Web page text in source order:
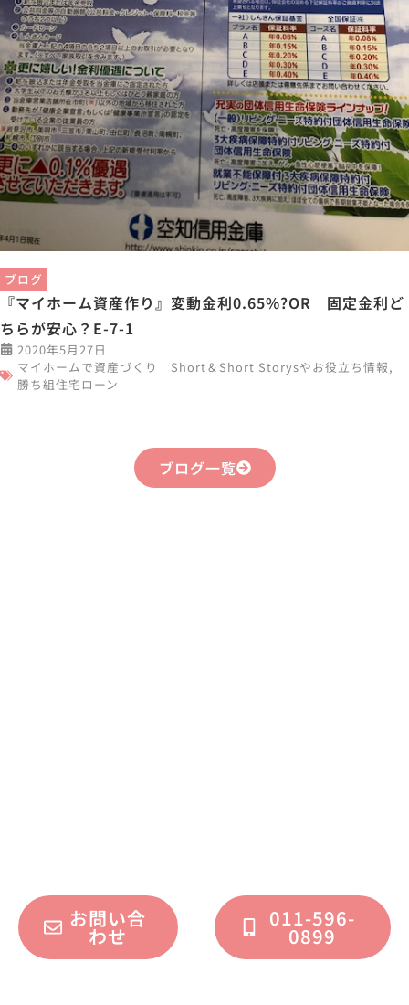
ブログ
『マイホーム資産作り』変動金利0.65%?OR 固定金利ど
ちらが安心？E-7-1
2020年5月27日
マイホームで資産づくり Short＆Short Storysやお役立ち情報,
勝ち組住宅ローン
ブログ一覧
お問い合
わせ
011-596-
0899